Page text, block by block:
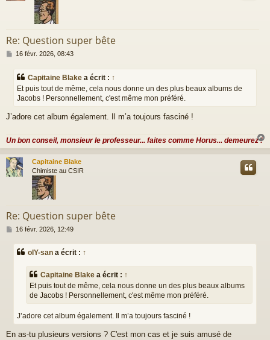
Re: Question super bête
M
s
e
16 févr. 2026, 08:43
Capitaine Blake a écrit : ↑
Et puis tout de même, cela nous donne un des plus beaux albums de
Jacobs ! Personnellement, c'est même mon préféré.
J’adore cet album également. Il m’a toujours fasciné !
Un bon conseil, monsieur le professeur... faites comme Horus... demeurez !
a
Capitaine Blake
Chimiste au CSIR
Re: Question super bête
M
s
16 févr. 2026, 12:49
olY-san a écrit : ↑
Capitaine Blake a écrit : ↑
Et puis tout de même, cela nous donne un des plus beaux albums
de Jacobs ! Personnellement, c'est même mon préféré.
J’adore cet album également. Il m’a toujours fasciné !
En as-tu plusieurs versions ? C'est mon cas et je suis amusé de